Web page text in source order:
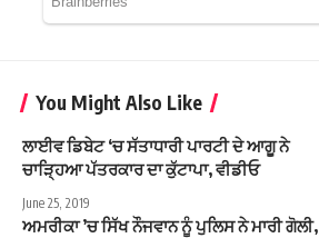
You Might Also Like
ਲਾਈਵ ਡਿਬੇਟ ‘ਚ ਸੱਤਾਧਾਰੀ ਪਾਰਟੀ ਦੇ ਆਗੂ ਨੇ
ਚਾੜ੍ਹਿਆ ਪੱਤਰਕਾਰ ਦਾ ਕੁੱਟਾਪਾ, ਵੀਡੀਓ
June 25, 2019
ਅਮਰੀਕਾ ’ਚ ਸਿੱਖ ਨੌਜਵਾਨ ਨੂੰ ਪੁਲਿਸ ਨੇ ਮਾਰੀ ਗੋਲੀ,